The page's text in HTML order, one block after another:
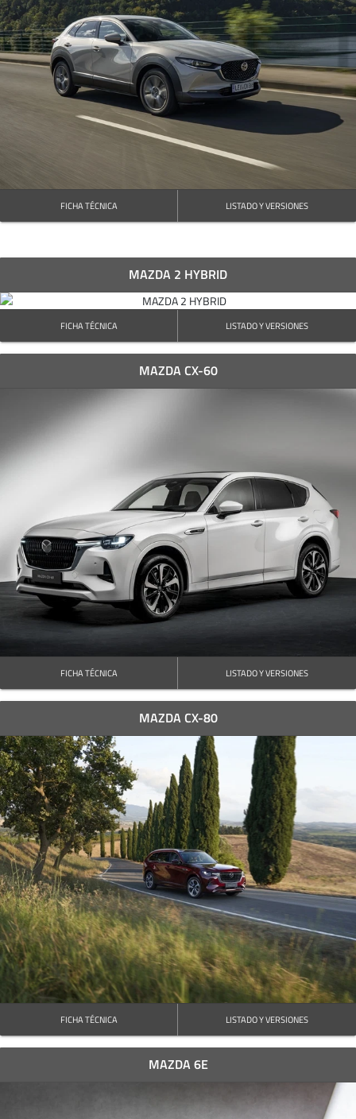
FICHA TÉCNICA LISTADO Y VERSIONES
MAZDA 2 HYBRID
FICHA TÉCNICA LISTADO Y VERSIONES
MAZDA CX-60
FICHA TÉCNICA LISTADO Y VERSIONES
MAZDA CX-80
FICHA TÉCNICA LISTADO Y VERSIONES
MAZDA 6E